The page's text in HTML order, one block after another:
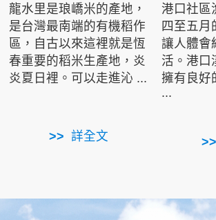
龍水里是琅嶠米的產地，
是台灣最南端的有機稻作
區，自古以來這裡就是恆
春重要的稻米生產地，炎
炎夏日裡。可以走進沁 ...
詳全文
港口社區
四至五月
讓人體會
活。港口
擁有良好
...